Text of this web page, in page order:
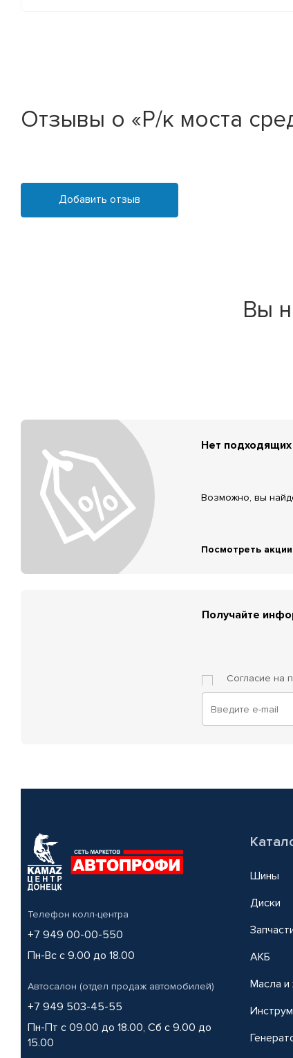
Отзывы о «Р/к моста
Добавить отзыв
Вы
Нет
Возможно, вы
Посмотреть акции
Получайте
Согласие на
Телефон колл-центра
+7 949 00-00-550
Пн-Вс с 9.00 до 18.00
Автосалон (отдел продаж автомобилей)
+7 949 503-45-55
Пн-Пт с 09.00 до 18.00, Сб с 9.00 до
15.00
Шины
Диски
АКБ
Масла и